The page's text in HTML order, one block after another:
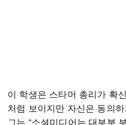
이 학생은 스타머 총리가 확
처럼 보이지만 자신은 동의
그는 “소셜미디어는 대부분